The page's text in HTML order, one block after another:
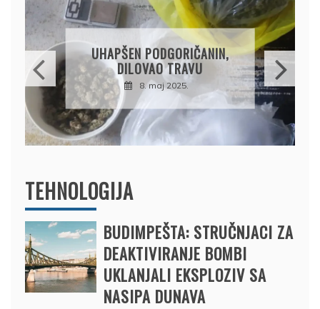
DRŽAVLJANIN RUSIJE
OSUMNJIČEN DA JE
PRODAO TUĐI BMW,
DRŽAVU NAPUSTIO
BRODOM
12. februar 2025.
TEHNOLOGIJA
BUDIMPEŠTA: STRUČNJACI ZA
DEAKTIVIRANJE BOMBI
UKLANJALI EKSPLOZIV SA
NASIPA DUNAVA